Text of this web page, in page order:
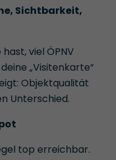
Sichtbarkeit,
viel ÖPNV
„Visitenkarte“
Objektqualität
Unterschied.
top erreichbar.